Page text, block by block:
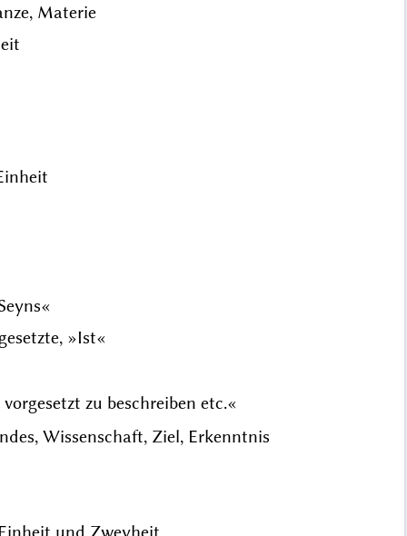
Materie
»Ist«
zu beschreiben etc.«
Wissenschaft, Ziel, Erkenntnis
und Zweyheit